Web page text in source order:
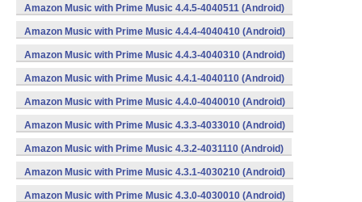
Amazon Music with Prime Music 4.4.5-4040511 (Android)
Amazon Music with Prime Music 4.4.4-4040410 (Android)
Amazon Music with Prime Music 4.4.3-4040310 (Android)
Amazon Music with Prime Music 4.4.1-4040110 (Android)
Amazon Music with Prime Music 4.4.0-4040010 (Android)
Amazon Music with Prime Music 4.3.3-4033010 (Android)
Amazon Music with Prime Music 4.3.2-4031110 (Android)
Amazon Music with Prime Music 4.3.1-4030210 (Android)
Amazon Music with Prime Music 4.3.0-4030010 (Android)